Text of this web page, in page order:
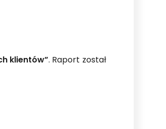
klientów”. Raport został